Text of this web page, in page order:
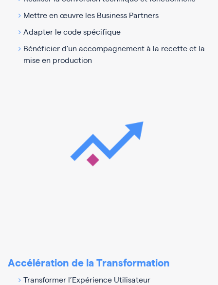
Mettre en œuvre les Business Partners
Adapter le code spécifique
Bénéficier d’un accompagnement à la recette et la
mise en production
Accélération de la Transformation
Transformer l’Expérience Utilisateur